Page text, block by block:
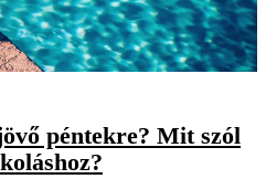
péntekre? Mit szól